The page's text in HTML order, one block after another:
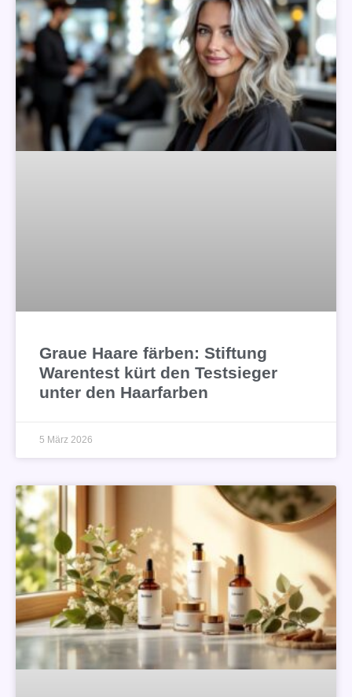
Graue Haare färben: Stiftung
Warentest kürt den Testsieger
unter den Haarfarben
5 März 2026